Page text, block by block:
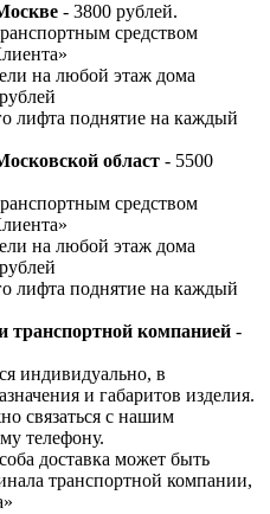
- 3800 рублей.
средством
на любой этаж дома
лифта поднятие на каждый
област - 5500
средством
на любой этаж дома
лифта поднятие на каждый
транспортной компанией -
индивидуально, в
и габаритов изделия.
связаться с нашим
телефону.
доставка может быть
транспортной компании,